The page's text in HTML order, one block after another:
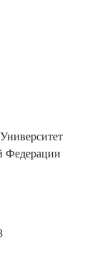
Федерации